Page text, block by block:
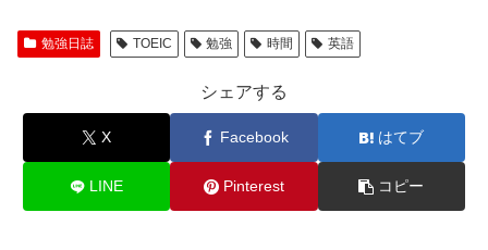
勉強日誌 TOEIC 勉強 時間 英語
シェアする
X Facebook はてブ
LINE Pinterest コピー